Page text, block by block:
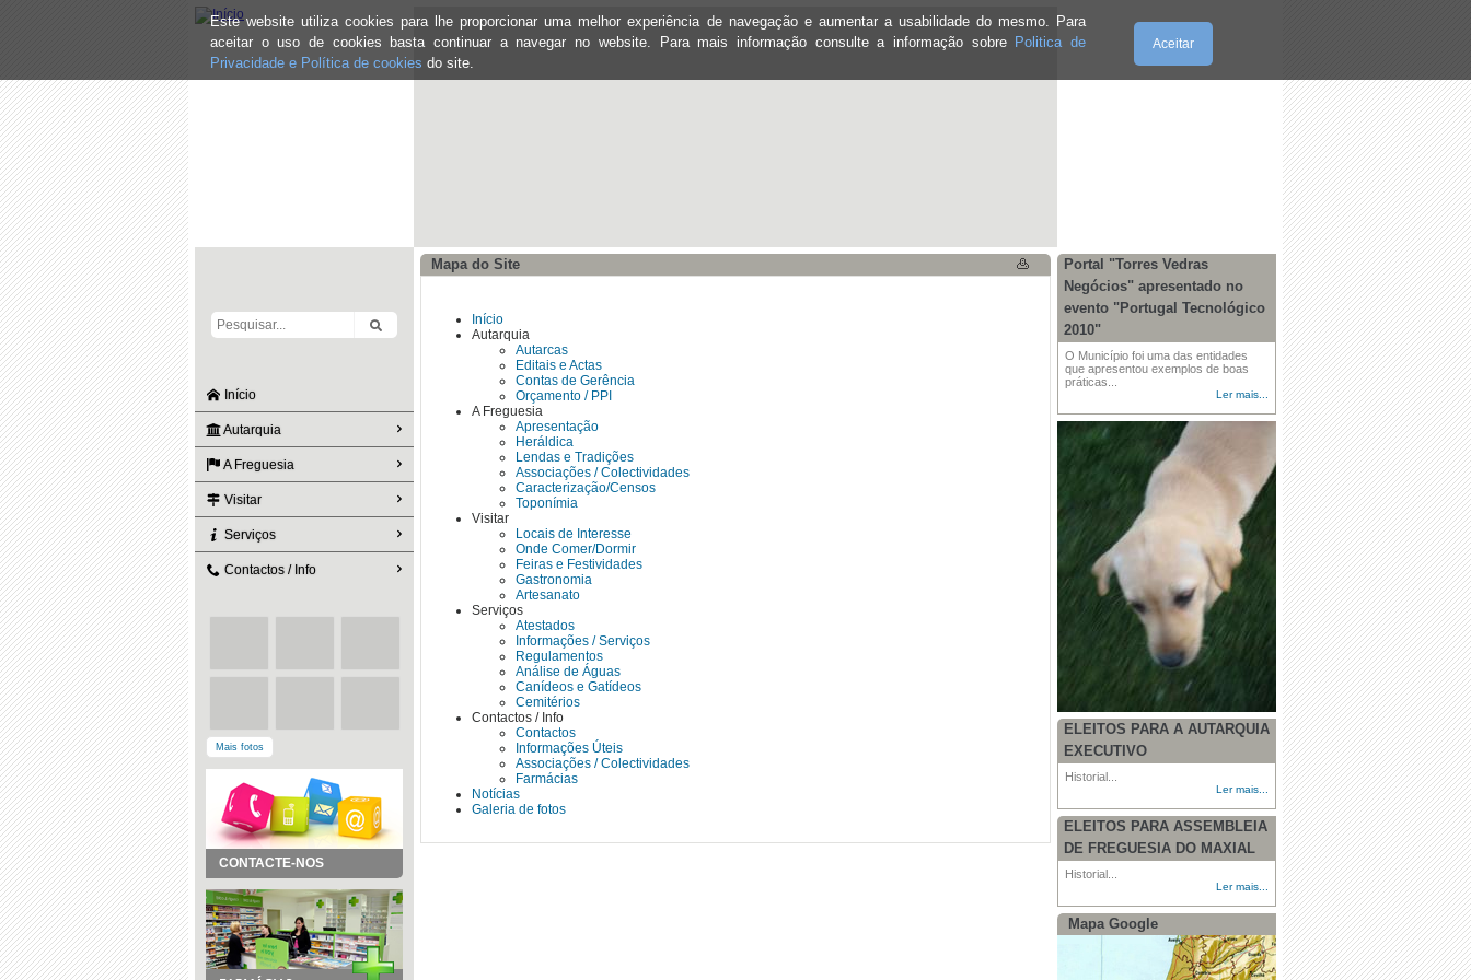
Este website utiliza cookies para lhe proporcionar uma melhor experiência de navegação e aumentar a usabilidade do mesmo. Para
aceitar o uso de cookies basta continuar a navegar no website. Para mais informação consulte a informação sobre Politica de
Privacidade e Política de cookies do site.
Aceitar
Início
Autarquia
A Freguesia
Visitar
Serviços
Contactos / Info
Mais fotos
CONTACTE-NOS
Mapa do Site
Início
Autarquia
Autarcas
Editais e Actas
Contas de Gerência
Orçamento / PPI
A Freguesia
Apresentação
Heráldica
Lendas e Tradições
Associações / Colectividades
Caracterização/Censos
Toponímia
Visitar
Locais de Interesse
Onde Comer/Dormir
Feiras e Festividades
Gastronomia
Artesanato
Serviços
Atestados
Informações / Serviços
Regulamentos
Análise de Águas
Canídeos e Gatídeos
Cemitérios
Contactos / Info
Contactos
Informações Úteis
Associações / Colectividades
Farmácias
Notícias
Galeria de fotos
Portal "Torres Vedras
Negócios" apresentado no
evento "Portugal Tecnológico
2010"
O Município foi uma das entidades
que apresentou exemplos de boas
práticas...
Ler mais...
ELEITOS PARA A AUTARQUIA
EXECUTIVO
Historial...
Ler mais...
ELEITOS PARA ASSEMBLEIA
DE FREGUESIA DO MAXIAL
Historial...
Ler mais...
Mapa Google